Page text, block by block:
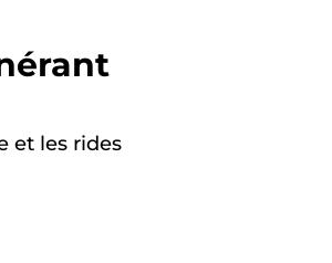
et les rides